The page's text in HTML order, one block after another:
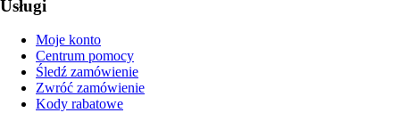
Usługi
Moje konto
Centrum pomocy
Śledź zamówienie
Zwróć zamówienie
Kody rabatowe